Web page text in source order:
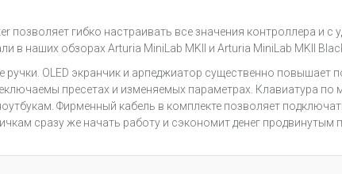
позволяет гибко настраивать все значения контроллера и с
наших обзорах Arturia MiniLab MKII и Arturia MiniLab MKII
OLED экранчик и арпеджиатор существенно повышает
пресетах и изменяемых параметрах. Клавиатура по
Фирменный кабель в комплекте позволяет
сразу же начать работу и сэкономит денег продвинутым